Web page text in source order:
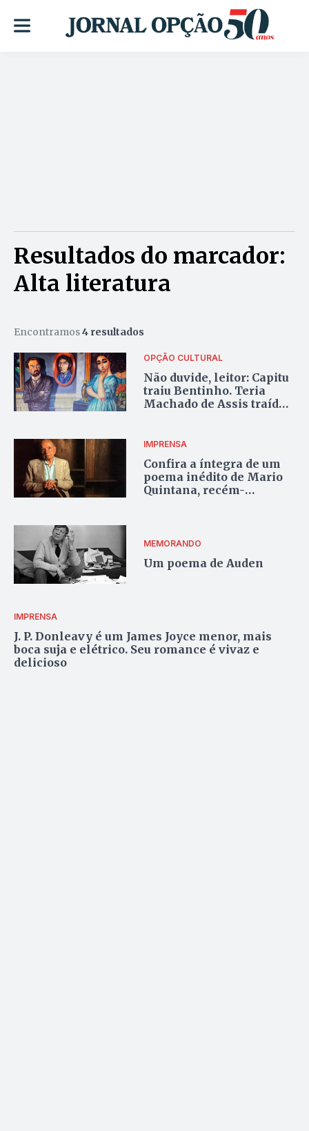
Resultados do marcador:
Alta literatura
Encontramos4 resultados
OPÇÃO CULTURAL
Não duvide, leitor: Capitu
traiu Bentinho. Teria
Machado de Assis traído
IMPRENSA
Confira a íntegra de um
poema inédito de Mario
Quintana, recém-
MEMORANDO
Um poema de Auden
IMPRENSA
J. P. Donleavy é um James Joyce menor, mais
boca suja e elétrico. Seu romance é vivaz e
delicioso